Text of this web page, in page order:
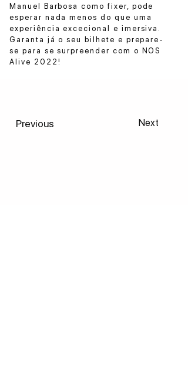
Manuel Barbosa como fixer, pode
esperar nada menos do que uma
experiência excecional e imersiva.
Garanta já o seu bilhete e prepare-
se para se surpreender com o NOS
Alive 2022!
Previous Next